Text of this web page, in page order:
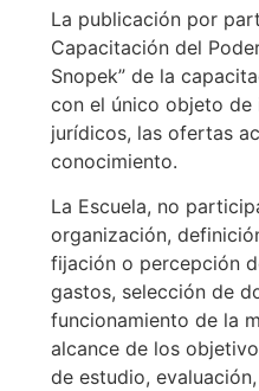
La publicación por
Capacitación del
Snopek” de la
con el único objeto
jurídicos, las ofertas
conocimiento.
La Escuela, no
organización,
fijación o percepción
gastos, selección de
funcionamiento de la
alcance de los
de estudio,